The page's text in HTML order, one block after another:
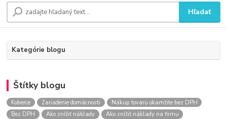
Hľadať
Kategórie blogu
Štítky blogu
Koberce Zariadenie domácnosti
Nákup tovaru okamžite bez DPH
Bez DPH
Ako znížiť náklady
Ako znížiť náklady na firmu